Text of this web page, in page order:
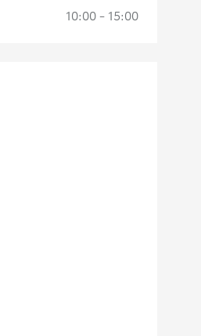
10:00 - 15:00